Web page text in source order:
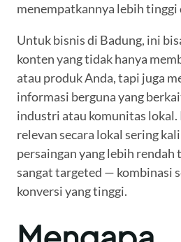
menempatkannya lebih tinggi
Untuk bisnis di Badung, ini
konten yang tidak hanya
atau produk Anda, tapi juga
informasi berguna yang
industri atau komunitas lokal.
relevan secara lokal sering
persaingan yang lebih rendah
sangat targeted — kombinasi
konversi yang tinggi.